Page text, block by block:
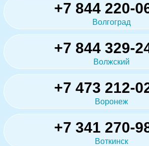
+7 844 220-
Волгоград
+7 844 329-
Волжский
+7 473 212-
Воронеж
+7 341 270-
Воткинск